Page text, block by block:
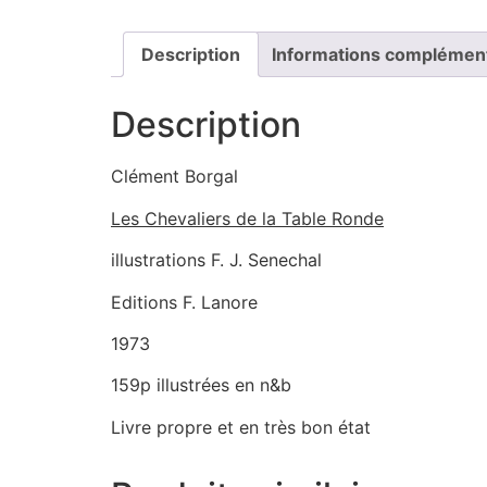
Description Informations
Description
Clément Borgal
Les Chevaliers de la Table Ronde
illustrations F. J. Senechal
Editions F. Lanore
1973
159p illustrées en n&b
Livre propre et en très bon état